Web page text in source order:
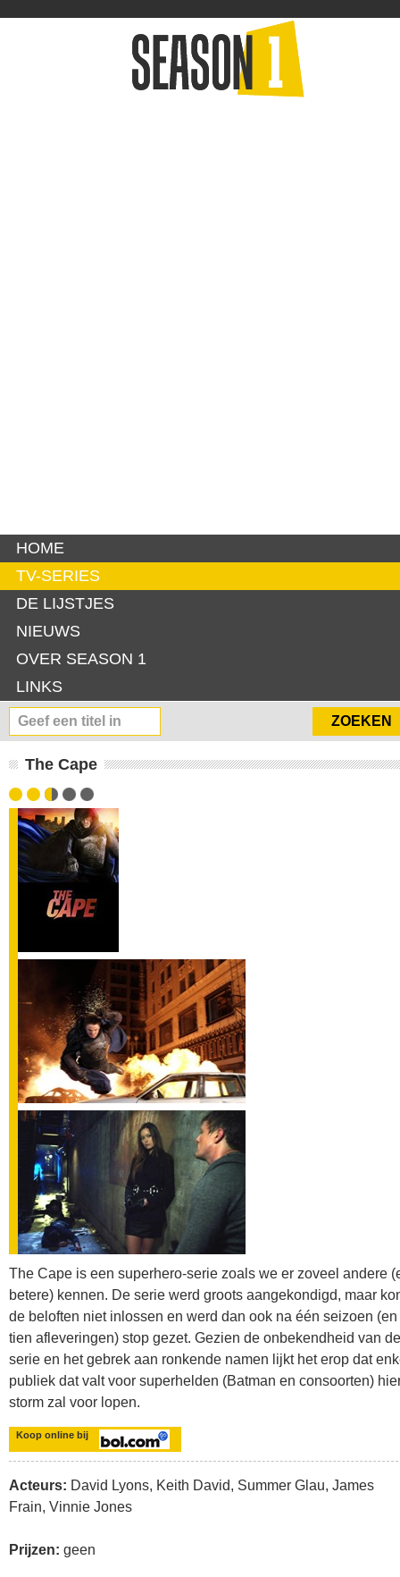
HOME
TV-SERIES
DE LIJSTJES
NIEUWS
OVER SEASON 1
LINKS
The Cape
The Cape is een superhero-serie zoals we er zoveel andere
betere) kennen. De serie werd groots aangekondigd, maar
de beloften niet inlossen en werd dan ook na één seizoen (en
tien afleveringen) stop gezet. Gezien de onbekendheid van de
serie en het gebrek aan ronkende namen lijkt het erop dat
publiek dat valt voor superhelden (Batman en consoorten)
storm zal voor lopen.
Koop online bij
Acteurs: David Lyons, Keith David, Summer Glau, James
Frain, Vinnie Jones
Prijzen: geen